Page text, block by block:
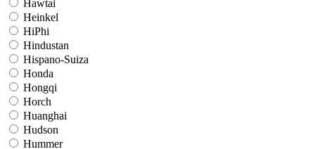
Hawtai
Heinkel
HiPhi
Hindustan
Hispano-Suiza
Honda
Hongqi
Horch
Huanghai
Hudson
Hummer